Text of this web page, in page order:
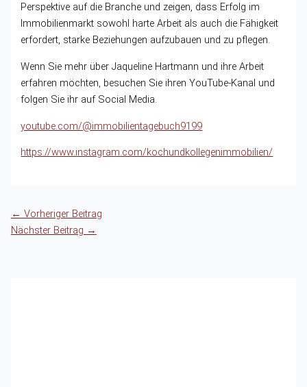
Perspektive auf die Branche und zeigen, dass Erfolg im
Immobilienmarkt sowohl harte Arbeit als auch die Fähigkeit
erfordert, starke Beziehungen aufzubauen und zu pflegen.
Wenn Sie mehr über Jaqueline Hartmann und ihre Arbeit
erfahren möchten, besuchen Sie ihren YouTube-Kanal und
folgen Sie ihr auf Social Media.
youtube.com/@immobilientagebuch9199
https://www.instagram.com/kochundkollegenimmobilien/
← Vorheriger Beitrag
Nächster Beitrag →